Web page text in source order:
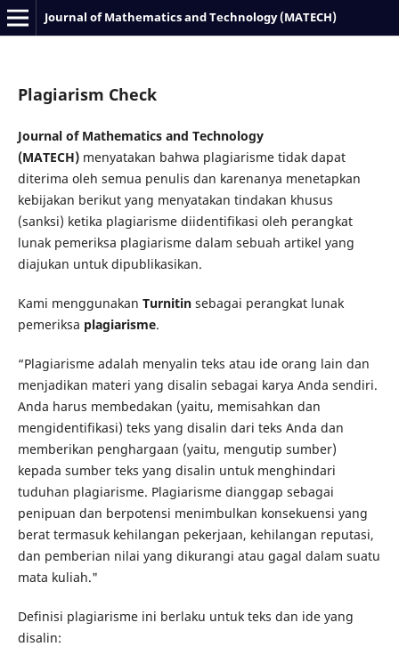
Journal of Mathematics and Technology (MATECH)
Plagiarism Check
Journal of Mathematics and Technology
(MATECH)menyatakan bahwa plagiarisme tidak dapat
diterima oleh semua penulis dan karenanya menetapkan
kebijakan berikut yang menyatakan tindakan khusus
(sanksi) ketika plagiarisme diidentifikasi oleh perangkat
lunak pemeriksa plagiarisme dalam sebuah artikel yang
diajukan untuk dipublikasikan.
Kami menggunakan Turnitinsebagai perangkat lunak
pemeriksa plagiarisme.
“Plagiarisme adalah menyalin teks atau ide orang lain dan
menjadikan materi yang disalin sebagai karya Anda sendiri.
Anda harus membedakan (yaitu, memisahkan dan
mengidentifikasi) teks yang disalin dari teks Anda dan
memberikan penghargaan (yaitu, mengutip sumber)
kepada sumber teks yang disalin untuk menghindari
tuduhan plagiarisme. Plagiarisme dianggap sebagai
penipuan dan berpotensi menimbulkan konsekuensi yang
berat termasuk kehilangan pekerjaan, kehilangan reputasi,
dan pemberian nilai yang dikurangi atau gagal dalam suatu
mata kuliah."
Definisi plagiarisme ini berlaku untuk teks dan ide yang
disalin: